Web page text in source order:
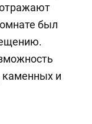
был
каменных и